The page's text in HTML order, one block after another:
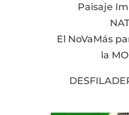
Paisaje
El NoVaMás
la